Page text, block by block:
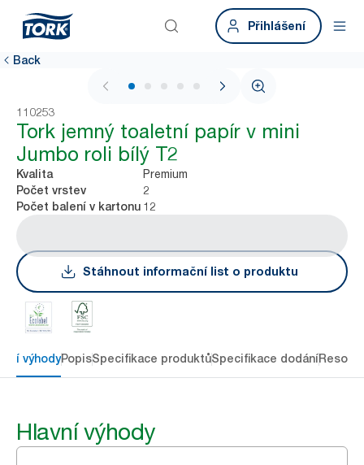
Přihlášení
Back
1 / 5
110253
Tork jemný toaletní papír v mini
Jumbo roli bílý T2
Kvalita Premium
Počet vrstev 2
Počet balení v kartonu 12
Stáhnout informační list o produktu
výhodyPopisSpecifikace produktůSpecifikace dodání
Hlavní výhody